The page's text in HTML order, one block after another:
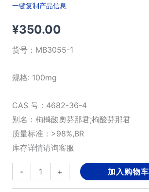
一键复制产品信息
¥350.00
货号： MB3055-1
规格: 100mg
CAS 号：4682-36-4
别名：枸櫞酸奧芬那君;枸酸芬那君
质量标准：>98%,BR
库存详情请询客服
-
Orphenadrine
citrate
+ 加入购物车